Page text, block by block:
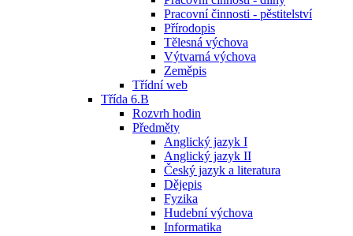
Pracovní činnosti - pěstitelství
Přírodopis
Tělesná výchova
Výtvarná výchova
Zeměpis
Třídní web
Třída 6.B
Rozvrh hodin
Předměty
Anglický jazyk I
Anglický jazyk II
Český jazyk a literatura
Dějepis
Fyzika
Hudební výchova
Informatika